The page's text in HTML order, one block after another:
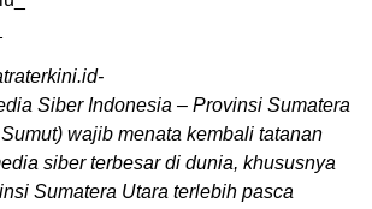
Siber Indonesia – Provinsi Sumatera
wajib menata kembali tatanan
siber terbesar di dunia, khususnya
Sumatera Utara terlebih pasca